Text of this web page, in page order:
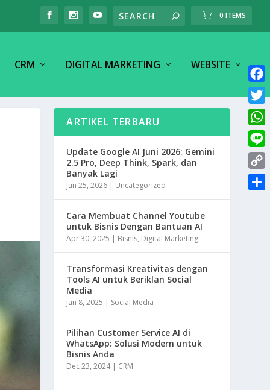
0 ITEMS
CRM DIGITAL MARKETING WEBSITE
ARTIKEL TERBARU
Update Google AI Juni 2026: Gemini
2.5 Pro, Deep Think, Spark, dan
Banyak Lagi
Jun 25, 2026 | Uncategorized
Cara Membuat Channel Youtube
untuk Bisnis Dengan Bantuan AI
Apr 30, 2025 | Bisnis, Digital Marketing
Transformasi Kreativitas dengan
Tools AI untuk Beriklan Social
Media
Jan 8, 2025 | Social Media
Pilihan Customer Service AI di
WhatsApp: Solusi Modern untuk
Bisnis Anda
Dec 23, 2024| CRM
F
a
c
e
b
o
o
T
w
i
t
t
W
h
a
L
i
n
C
o